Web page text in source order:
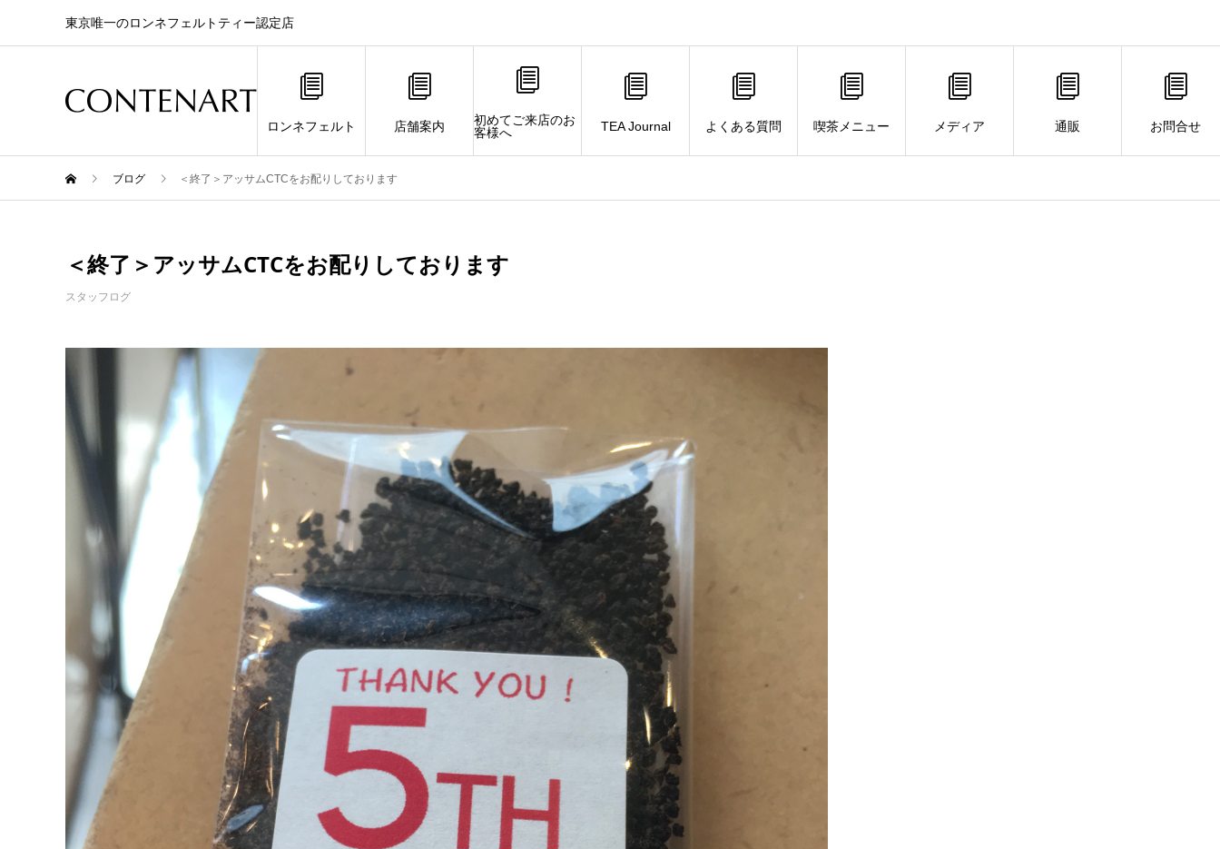
東京唯一のロンネフェルトティー認定店
ロンネフェルト 店舗案内
初めてご来店のお
客様へ
TEA Journal よくある質問 喫茶メニュー メディア 通販 お問合せ
ブログ ＜終了＞アッサムCTCをお配りしております
＜終了＞アッサムCTCをお配りしております
スタッフログ